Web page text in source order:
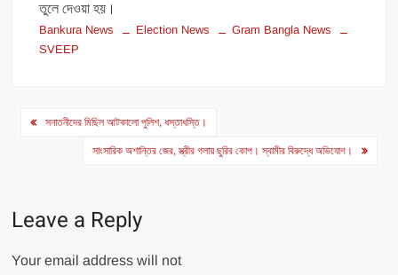
তুলে দেওয়া হয়।
Bankura News Election News
Gram Bangla News
SVEEP
Post
navigation
সনাতনীদের মিছিল আটকালো পুলিশ, ধস্তাধস্তি।
সাংসারিক অশান্তির জের, স্ত্রীর গলায় ছুরির কোপ। স্বামীর বিরুদ্ধে অভিযোগ।
Leave a Reply
Your email address will not